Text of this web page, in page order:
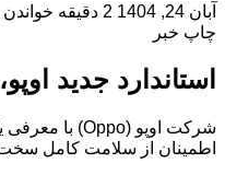
آبان 24, 1404
2 دقیقه خواندن
چاپ خبر
استاندارد جدید اوپو، Apex Guard، برای حفاظت بهتر گوشی‌ها معرفی شد
اطمینان از سلامت کامل